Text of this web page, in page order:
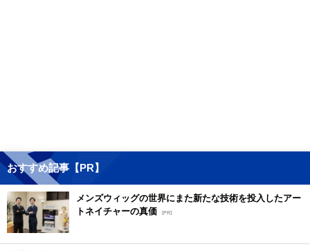
おすすめ記事【PR】
メンズウィッグの世界にまた新たな技術を投入したアー
トネイチャーの真価 [PR]